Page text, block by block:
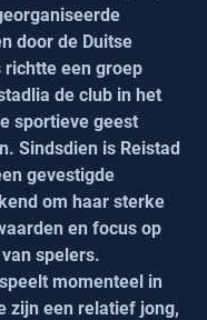
door de Duitse
een groep
de club in het
sportieve geest
Sindsdien is Reistad
gevestigde
om haar sterke
en focus op
spelers.
momenteel in
zijn een relatief jong,